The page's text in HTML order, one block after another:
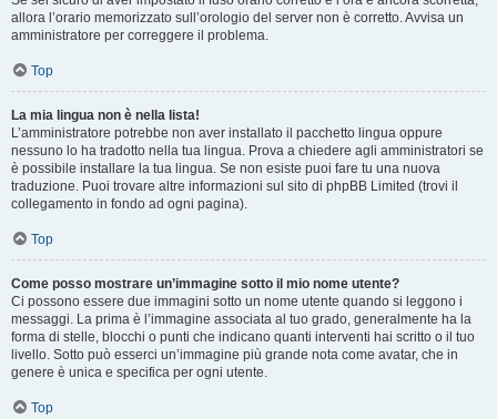
allora l’orario memorizzato sull’orologio del server non è corretto. Avvisa un
amministratore per correggere il problema.
Top
La mia lingua non è nella lista!
L’amministratore potrebbe non aver installato il pacchetto lingua oppure
nessuno lo ha tradotto nella tua lingua. Prova a chiedere agli amministratori se
è possibile installare la tua lingua. Se non esiste puoi fare tu una nuova
traduzione. Puoi trovare altre informazioni sul sito di phpBB Limited (trovi il
collegamento in fondo ad ogni pagina).
Top
Come posso mostrare un’immagine sotto il mio nome utente?
Ci possono essere due immagini sotto un nome utente quando si leggono i
messaggi. La prima è l’immagine associata al tuo grado, generalmente ha la
forma di stelle, blocchi o punti che indicano quanti interventi hai scritto o il tuo
livello. Sotto può esserci un’immagine più grande nota come avatar, che in
genere è unica e specifica per ogni utente.
Top